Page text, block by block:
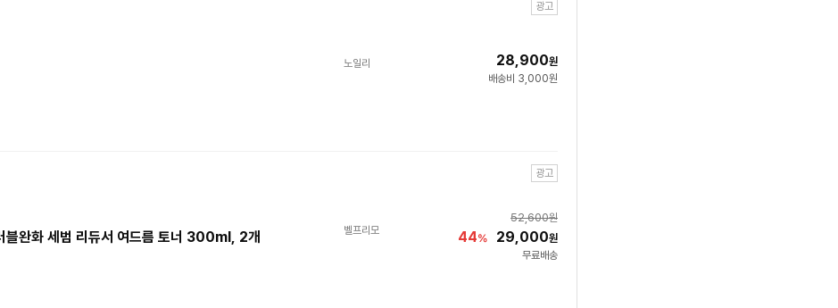
광고
노일리 28,900원
배송비 3,000원
광고
블완화 세범 리듀서 여드름 토너 300ml, 2개 벨프리모
52,600원
44% 29,000원
무료배송